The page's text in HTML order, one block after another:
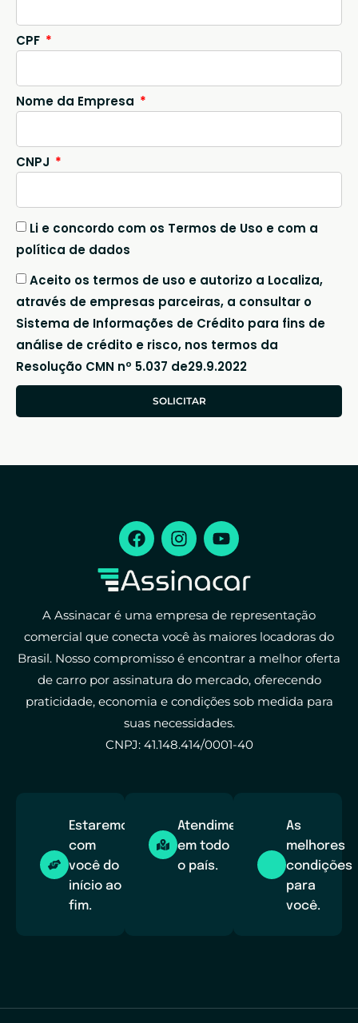
CPF
Nome da Empresa
CNPJ
Li e concordo com os Termos de Uso e com a
política de dados
Aceito os termos de uso e autorizo a Localiza,
através de empresas parceiras, a consultar o
Sistema de Informações de Crédito para fins de
análise de crédito e risco, nos termos da
Resolução CMN nº 5.037 de29.9.2022
SOLICITAR
A Assinacar é uma empresa de representação
comercial que conecta você às maiores locadoras do
Brasil. Nosso compromisso é encontrar a melhor oferta
de carro por assinatura do mercado, oferecendo
praticidade, economia e condições sob medida para
suas necessidades.
CNPJ: 41.148.414/0001-40
Estaremos
com
você do
início ao
fim.
Atendimento
em todo
o país.
As
melhores
condições
para
você.